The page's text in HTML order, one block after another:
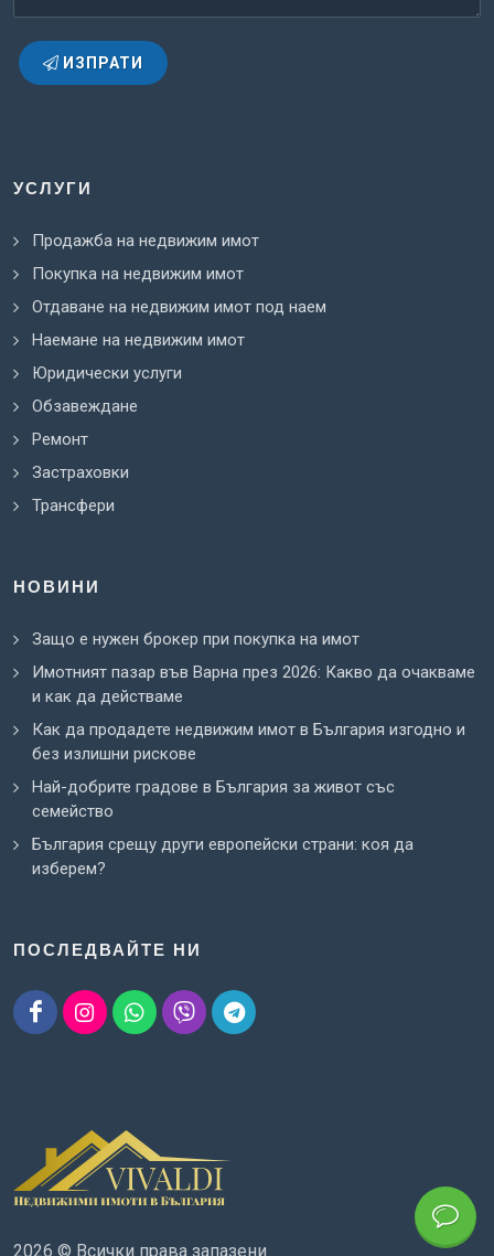
ПОСЛЕДВАЙТЕ НИ
2026 © Всички права запазени
УСЛУГИ
Продажба на недвижим имот
Покупка на недвижим имот
Отдаване на недвижим имот под наем
Наемане на недвижим имот
Юридически услуги
Обзавеждане
Ремонт
Застраховки
Трансфери
НОВИНИ
Защо е нужен брокер при покупка на имот
Имотният пазар във Варна през 2026: Какво да очакваме
и как да действаме
Как да продадете недвижим имот в България изгодно и
без излишни рискове
Най-добрите градове в България за живот със
семейство
България срещу други европейски страни: коя да
изберем?
ИЗПРАТИ